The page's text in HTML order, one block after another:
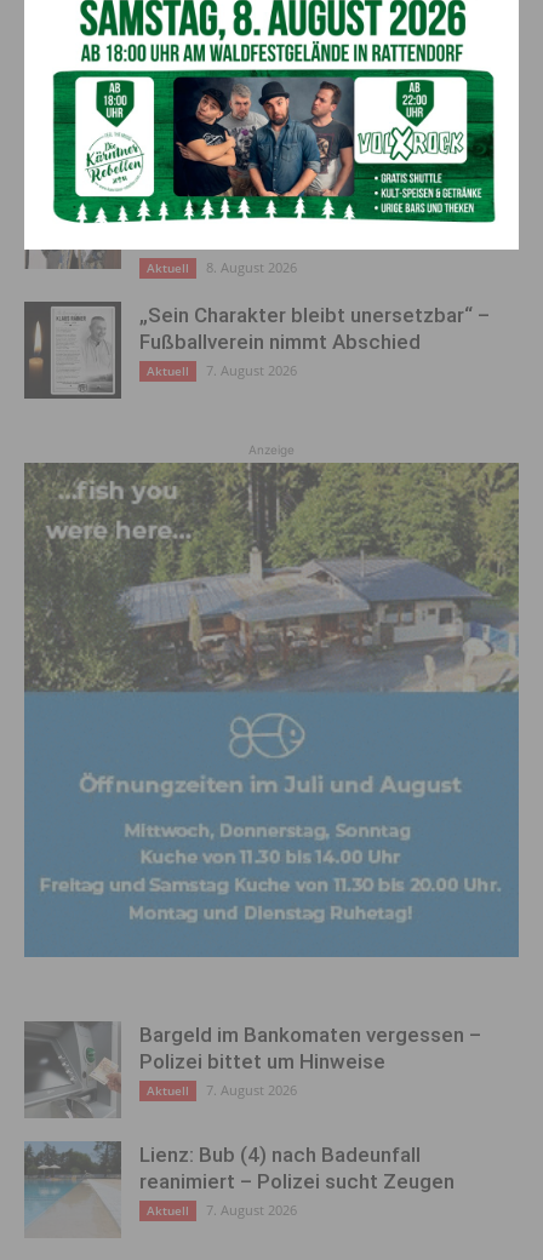
Ehrung für 50 Jahre Chorleitung:
Kärntner Lorbeer in Gold für Herwig
Schwarz
Aktuell 8. August 2026
„Paolo Santonino“ wird heute gespielt –
abgesagte Premiere von gestern Abend
Aktuell 8. August 2026
„Sein Charakter bleibt unersetzbar“ –
Fußballverein nimmt Abschied
Aktuell 7. August 2026
Anzeige
Bargeld im Bankomaten vergessen –
Polizei bittet um Hinweise
Aktuell 7. August 2026
Lienz: Bub (4) nach Badeunfall
reanimiert – Polizei sucht Zeugen
Aktuell 7. August 2026